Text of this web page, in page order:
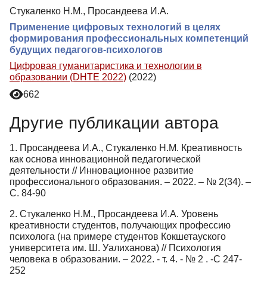
Стукаленко Н.М., Просандеева И.А.
Применение цифровых технологий в целях
формирования профессиональных компетенций
будущих педагогов-психологов
Цифровая гуманитаристика и технологии в
образовании (DHTE 2022) (2022)
662
Другие публикации автора
1. Просандеева И.А., Стукаленко Н.М. Креативность
как основа инновационной педагогической
деятельности // Инновационное развитие
профессионального образования. – 2022. – № 2(34). –
С. 84-90
2. Стукаленко Н.М., Просандеева И.А. Уровень
креативности студентов, получающих профессию
психолога (на примере студентов Кокшетауского
университета им. Ш. Уалиханова) // Психология
человека в образовании. – 2022. - т. 4. - № 2 . -С 247-
252